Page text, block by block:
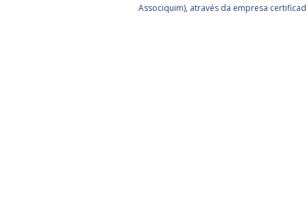
Associquim), através da empresa